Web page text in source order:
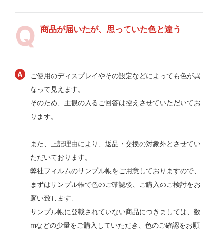
商品が届いたが、思っていた色と違う
ご使用のディスプレイやその設定などによっても色が異
なって見えます。
そのため、主観の入るご回答は控えさせていただいてお
ります。
また、上記理由により、返品・交換の対象外とさせてい
ただいております。
弊社フィルムのサンプル帳をご用意しておりますので、
まずはサンプル帳で色のご確認後、ご購入のご検討をお
願い致します。
サンプル帳に登載されていない商品につきましては、数
mなどの少量をご購入していただき、色のご確認をお願